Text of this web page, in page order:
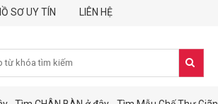
SƠ UY TÍN LIÊN HỆ